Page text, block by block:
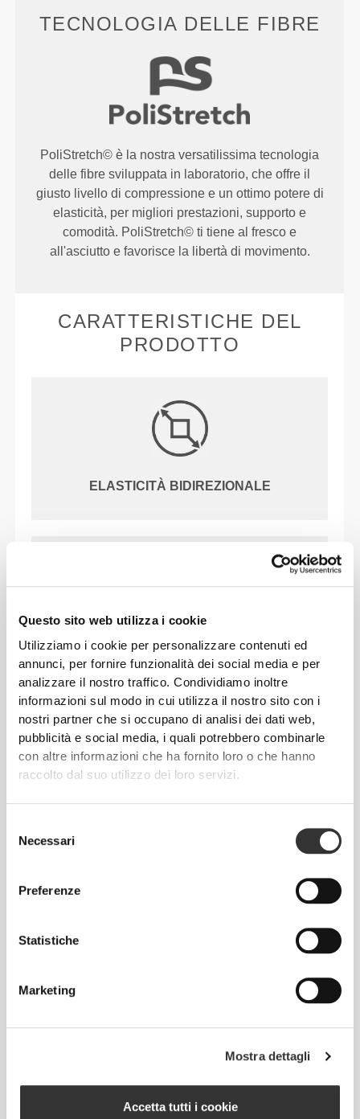
Questo sito web utilizza i cookie
Utilizziamo i cookie per personalizzare contenuti ed
annunci, per fornire funzionalità dei social media e per
analizzare il nostro traffico. Condividiamo inoltre
informazioni sul modo in cui utilizza il nostro sito con i
nostri partner che si occupano di analisi dei dati web,
pubblicità e social media, i quali potrebbero combinarle
con altre informazioni che ha fornito loro o che hanno
raccolto dal suo utilizzo dei loro servizi.
delNecessari
Preferenze
Statistiche
Marketing
Mostra dettagli
Accetta tutti i cookie
TECNOLOGIA DELLE FIBRE
PoliStretch© è la nostra versatilissima tecnologia
delle fibre sviluppata in laboratorio, che offre il
giusto livello di compressione e un ottimo potere di
elasticità, per migliori prestazioni, supporto e
comodità. PoliStretch© ti tiene al fresco e
all'asciutto e favorisce la libertà di movimento.
CARATTERISTICHE DEL
PRODOTTO
ELASTICITÀ BIDIREZIONALE
VITA MEDIA
IL NOSTRO MARCHIO È IL
TUO CONFORT.
Il nostro abbigliamento è sinonimo di comodità.
Abbiamo abbracciato una filosofia che rimane
impressa sui vestiti: senza cuciture! Senza etichette
piacere, perché non causano irritazioni alla pelle.
Questo articolo